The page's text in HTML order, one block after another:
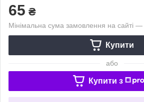
65 ₴
Мінімальна сума замовлення на сайті
Купити
або
Купити з